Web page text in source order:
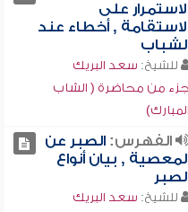
على
, أخطاء عند
للشيخ: سعد البريك
جزء من محاضرة ( الشاب
المبارك)
الفهرس:الصبر عن
, بيان أنواع
للشيخ: سعد البريك